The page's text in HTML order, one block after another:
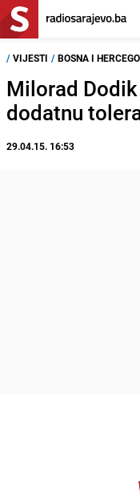
/ VIJESTI / BOSNA I
Milorad
dodatnu
29.04.15. 16:53